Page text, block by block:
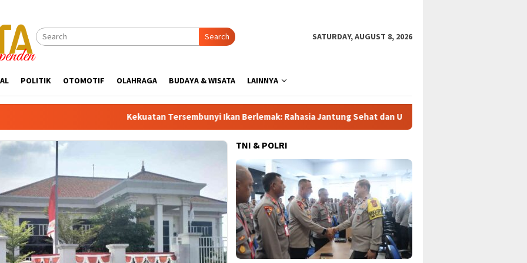
Search SATURDAY, AUGUST 8, 2026
POLITIK OTOMOTIF OLAHRAGA BUDAYA & WISATA LAINNYA
Kekuatan Tersembunyi Ikan Berlemak: Rahasia Jantung Sehat dan Umur Panjang
TNI & POLRI